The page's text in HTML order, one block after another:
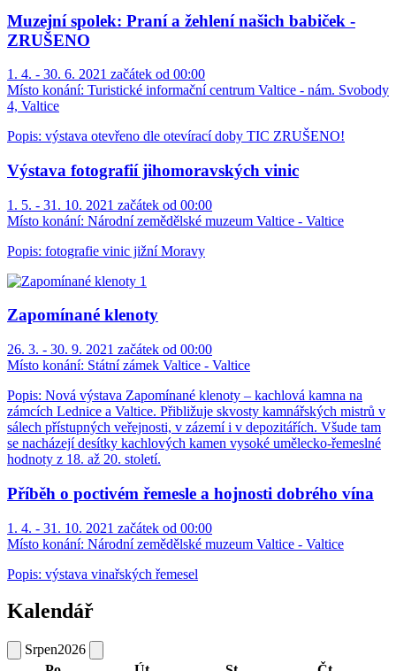
Muzejní spolek: Praní a žehlení našich babiček -
ZRUŠENO
1. 4. - 30. 6. 2021 začátek od 00:00
Místo konání: Turistické informační centrum Valtice - nám. Svobody
4, Valtice
Popis: výstava otevřeno dle otevírací doby TIC ZRUŠENO!
Výstava fotografií jihomoravských vinic
1. 5. - 31. 10. 2021 začátek od 00:00
Místo konání: Národní zemědělské muzeum Valtice - Valtice
Popis: fotografie vinic jižní Moravy
Zapomínané klenoty
26. 3. - 30. 9. 2021 začátek od 00:00
Místo konání: Státní zámek Valtice - Valtice
Popis: Nová výstava Zapomínané klenoty – kachlová kamna na
zámcích Lednice a Valtice. Přibližuje skvosty kamnářských mistrů v
sálech přístupných veřejnosti, v zázemí i v depozitářích. Všude tam
se nacházejí desítky kachlových kamen vysoké umělecko-řemeslné
hodnoty z 18. až 20. století.
Příběh o poctivém řemesle a hojnosti dobrého vína
1. 4. - 31. 10. 2021 začátek od 00:00
Místo konání: Národní zemědělské muzeum Valtice - Valtice
Popis: výstava vinařských řemesel
Kalendář
Srpen2026